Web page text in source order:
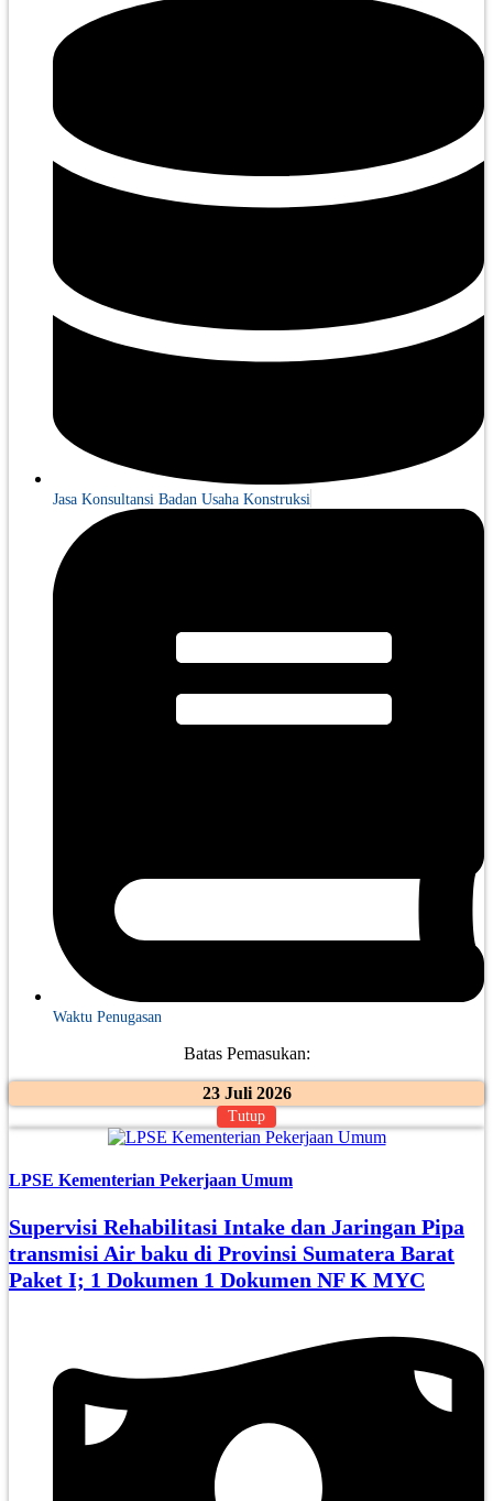
Jasa Konsultansi Badan Usaha Konstruksi
Waktu Penugasan
Batas Pemasukan:
23 Juli 2026
Tutup
LPSE Kementerian Pekerjaan Umum
Supervisi Rehabilitasi Intake dan Jaringan Pipa
transmisi Air baku di Provinsi Sumatera Barat
Paket I; 1 Dokumen 1 Dokumen NF K MYC